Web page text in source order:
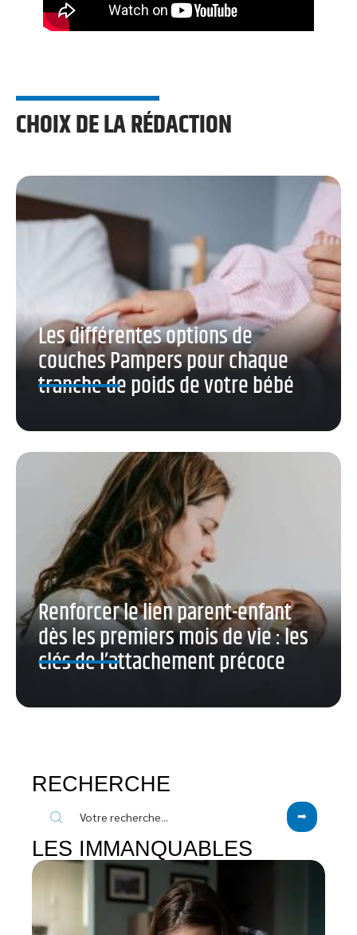
CHOIX DE LA RÉDACTION
Les différentes options de
couches Pampers pour chaque
tranche de poids de votre bébé
Renforcer le lien parent-enfant
dès les premiers mois de vie : les
clés de l’attachement précoce
RECHERCHE
LES IMMANQUABLES